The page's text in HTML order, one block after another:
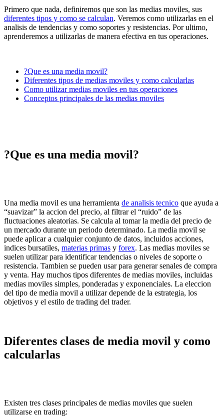
Primero que nada, definiremos que son las medias moviles, sus
diferentes tipos y como se calculan. Veremos como utilizarlas en el
analisis de tendencias y como soportes y resistencias. Por ultimo,
aprenderemos a utilizarlas de manera efectiva en tus operaciones.
?Que es una media movil?
Diferentes tipos de medias moviles y como calcularlas
Como utilizar medias moviles en tus operaciones
Conceptos principales de las medias moviles
?Que es una media movil?
Una media movil es una herramienta de analisis tecnico que ayuda a
“suavizar” la accion del precio, al filtrar el “ruido” de las
fluctuaciones aleatorias. Se calcula al tomar la media del precio de
un mercado durante un periodo determinado. La media movil se
puede aplicar a cualquier conjunto de datos, incluidos acciones,
indices bursatiles, materias primas y forex. Las medias moviles se
suelen utilizar para identificar tendencias o niveles de soporte o
resistencia. Tambien se pueden usar para generar senales de compra
y venta. Hay muchos tipos diferentes de medias moviles, incluidas
medias moviles simples, ponderadas y exponenciales. La eleccion
del tipo de media movil a utilizar depende de la estrategia, los
objetivos y el estilo de trading del trader.
Diferentes clases de media movil y como
calcularlas
Existen tres clases principales de medias moviles que suelen
utilizarse en trading: